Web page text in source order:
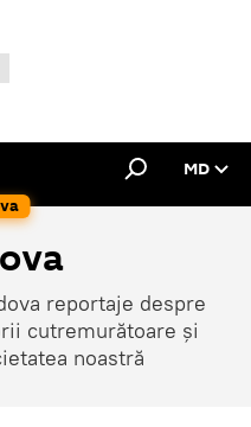
MD
reportaje despre
cutremurătoare și
noastră